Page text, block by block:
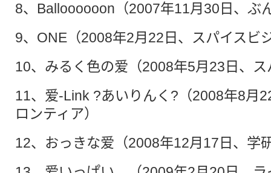
8、Balloooooon（2007年11月30日、ぶ
9、ONE（2008年2月22日、スパイスビ
10、みるく色の爱（2008年5月23日、
11、爱-Link ?あいりんく?（2008年8月
ロンティア）
12、おっきな爱（2008年12月17日、学